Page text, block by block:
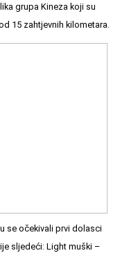
grupa Kineza koji su
15 zahtjevnih kilometara.
se očekivali prvi dolasci
sljedeći: Light muški –